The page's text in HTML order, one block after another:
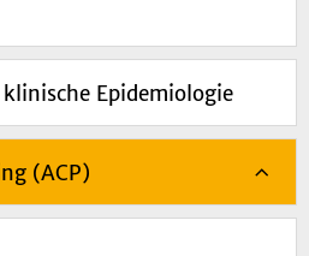
Epidemiologie
(ACP)